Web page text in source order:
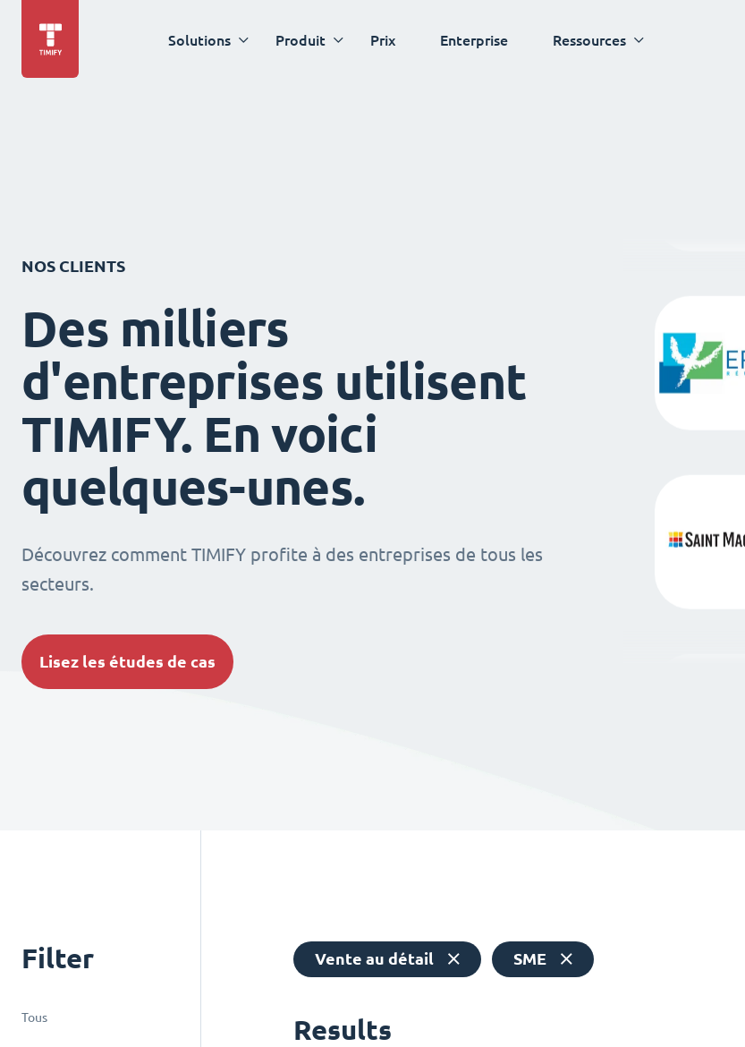
Solutions Produit Prix Enterprise Ressources
NOS CLIENTS
Des milliers
d'entreprises utilisent
TIMIFY. En voici
quelques-unes.
Découvrez comment TIMIFY profite à des entreprises de tous les
secteurs.
Lisez les études de cas
Filter
Tous
Vente au détail SME
Results